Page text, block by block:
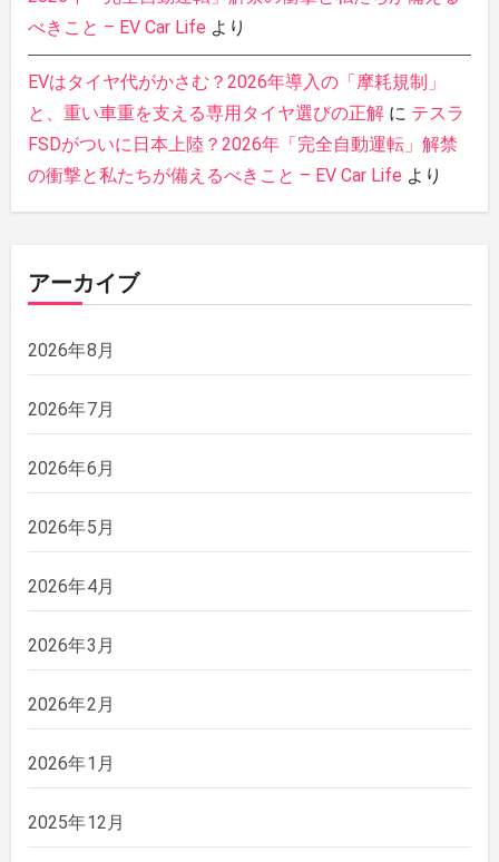
べきこと – EV Car Life より
EVはタイヤ代がかさむ？2026年導入の「摩耗規制」
と、重い車重を支える専用タイヤ選びの正解に テスラ
FSDがついに日本上陸？2026年「完全自動運転」解禁
の衝撃と私たちが備えるべきこと – EV Car Life より
アーカイブ
2026年8月
2026年7月
2026年6月
2026年5月
2026年4月
2026年3月
2026年2月
2026年1月
2025年12月